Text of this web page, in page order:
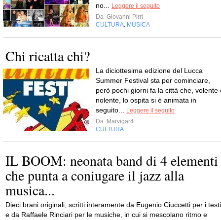
no...
Leggere il seguito
Da Giovanni Pirri
CULTURA MUSICA
Chi ricatta chi?
La diciottesima edizione del Lucca
Summer Festival sta per cominciare,
però pochi giorni fa la città che, volente
nolente, lo ospita si è animata in
seguito...
Leggere il seguito
Da Marvigar4
CULTURA
IL BOOM: neonata band di 4 elementi
che punta a coniugare il jazz alla
musica...
Dieci brani originali, scritti interamente da Eugenio Ciuccetti per i testi
e da Raffaele Rinciari per le musiche, in cui si mescolano ritmo e